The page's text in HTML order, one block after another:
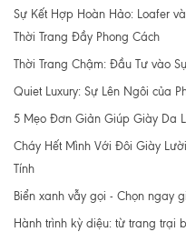
Sự Kết Hợp Hoàn Hảo: Loafer
Thời Trang Đầy Phong Cách
Thời Trang Chậm: Đầu Tư vào
Quiet Luxury: Sự Lên Ngôi của
5 Mẹo Đơn Giản Giúp Giày Da
Cháy Hết Mình Với Đôi Giày
Tính
Biển xanh vẫy gọi - Chọn ngay
Hành trình kỳ diệu: từ trang trại